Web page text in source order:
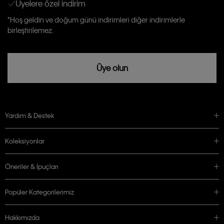
Aydınlatma Metni’niokuduğumu kabul ediyorum.
Calvin Klein tarafından kişisel verilerimin yurtdışına aktarılmasına açık
rızam vardır
Üyelere özel indirim
*Hoş geldin ve doğum günü indirimleri diğer indirimlerle
birleştirilemez.
Üye olun
Yardım & Destek
Koleksiyonlar
Öneriler & İpuçları
Popüler Kategorilerimiz
Hakkımızda